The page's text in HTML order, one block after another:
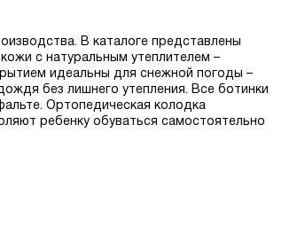
В каталоге представлены
с натуральным утеплителем –
идеальны для снежной погоды –
без лишнего утепления. Все ботинки
Ортопедическая колодка
ребенку обуваться самостоятельно